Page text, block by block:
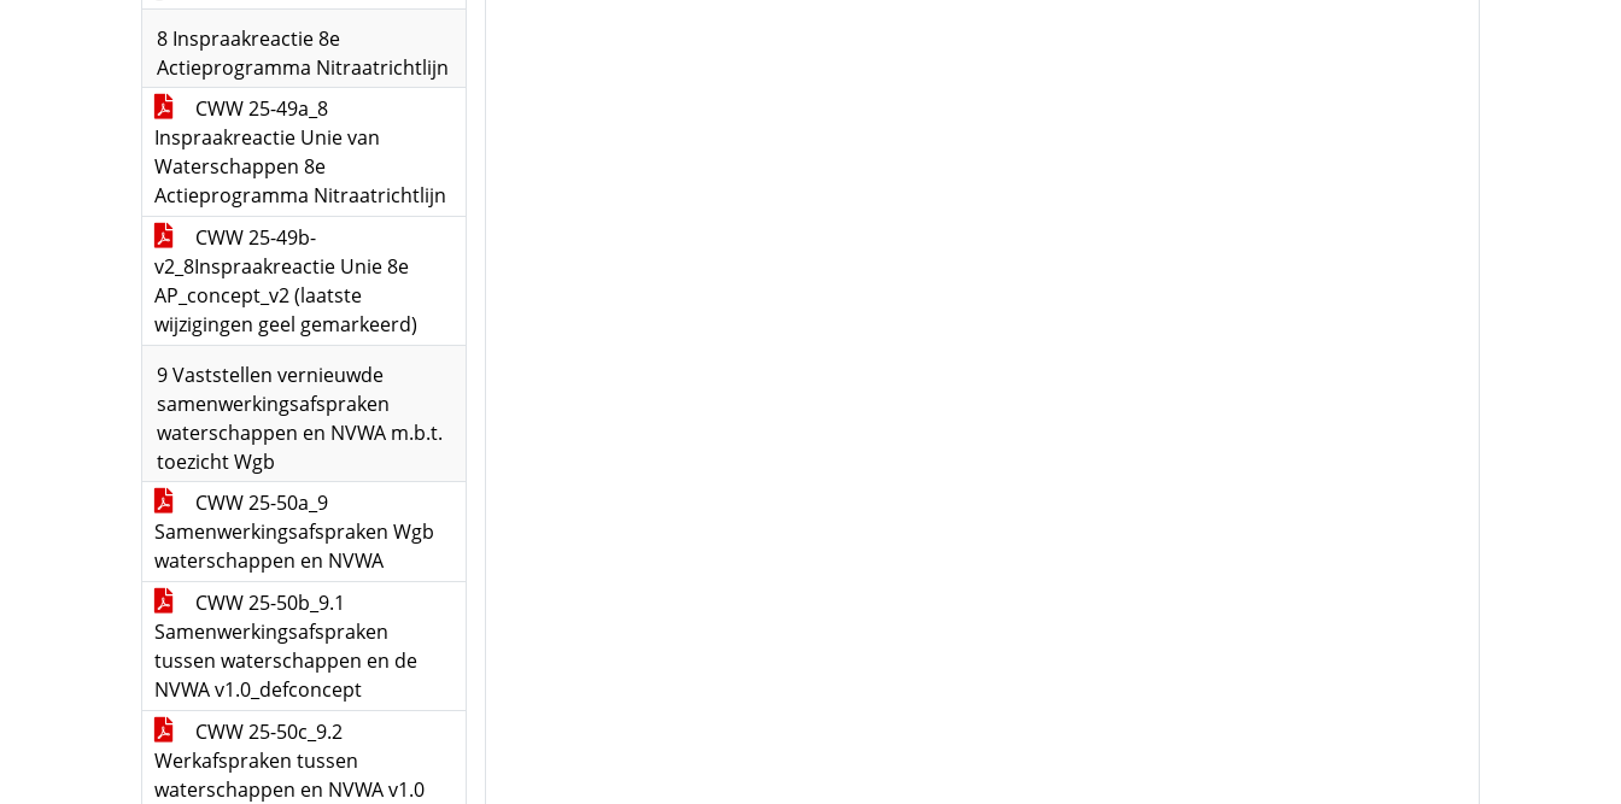
8 Inspraakreactie 8e
Actieprogramma Nitraatrichtlijn
CWW 25-49a_8
Inspraakreactie Unie van
Waterschappen 8e
Actieprogramma Nitraatrichtlijn
CWW 25-49b-
v2_8Inspraakreactie Unie 8e
AP_concept_v2 (laatste
wijzigingen geel gemarkeerd)
9 Vaststellen vernieuwde
samenwerkingsafspraken
waterschappen en NVWA m.b.t.
toezicht Wgb
CWW 25-50a_9
Samenwerkingsafspraken Wgb
waterschappen en NVWA
CWW 25-50b_9.1
Samenwerkingsafspraken
tussen waterschappen en de
NVWA v1.0_defconcept
CWW 25-50c_9.2
Werkafspraken tussen
waterschappen en NVWA v1.0